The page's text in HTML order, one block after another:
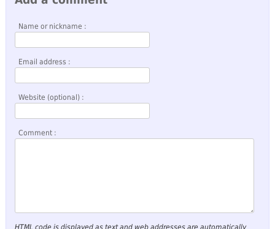
Name or nickname :
Email address :
Website (optional) :
Comment :